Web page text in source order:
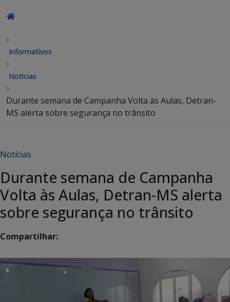
Informativos
Notícias
Durante semana de Campanha Volta às Aulas, Detran-
MS alerta sobre segurança no trânsito
Notícias
Durante semana de Campanha
Volta às Aulas, Detran-MS alerta
sobre segurança no trânsito
Compartilhar: